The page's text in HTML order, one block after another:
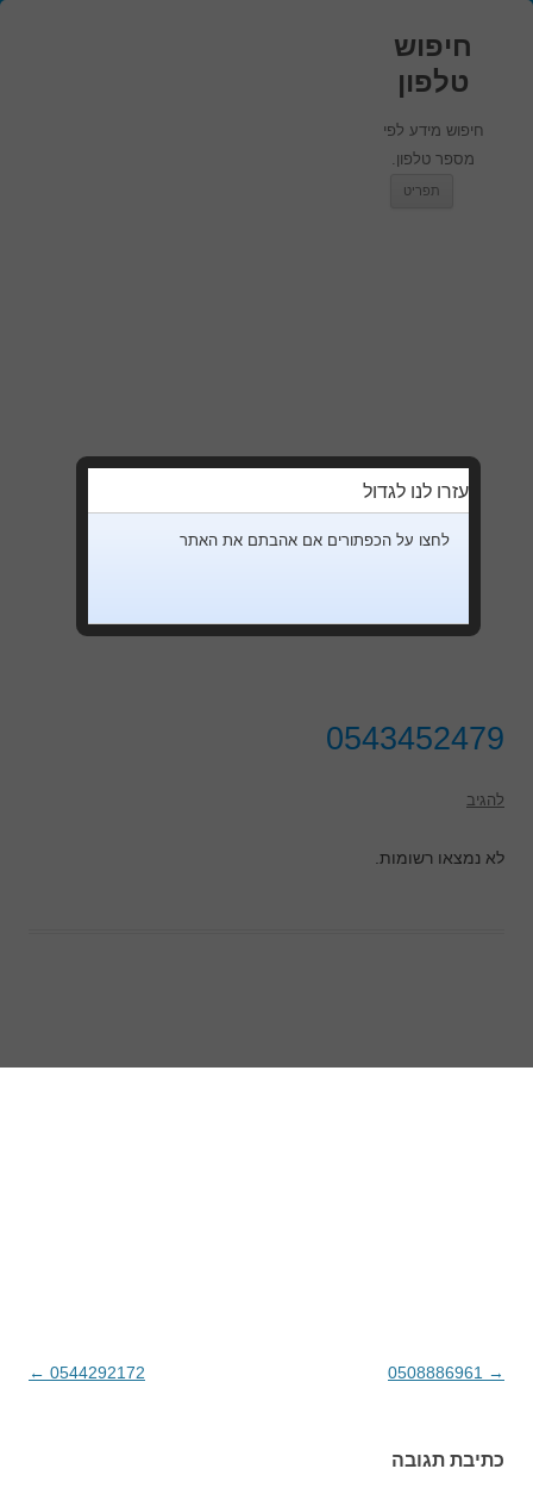
חיפוש
טלפון
חיפוש מידע לפי
מספר טלפון.
תפריט
0543452479
להגיב
לא נמצאו רשומות.
ניווט בפוסטים
→
0544292172
←
כתיבת תגובה
עזרו לנו לגדול
לחצו על הכפתורים אם אהבתם את האתר